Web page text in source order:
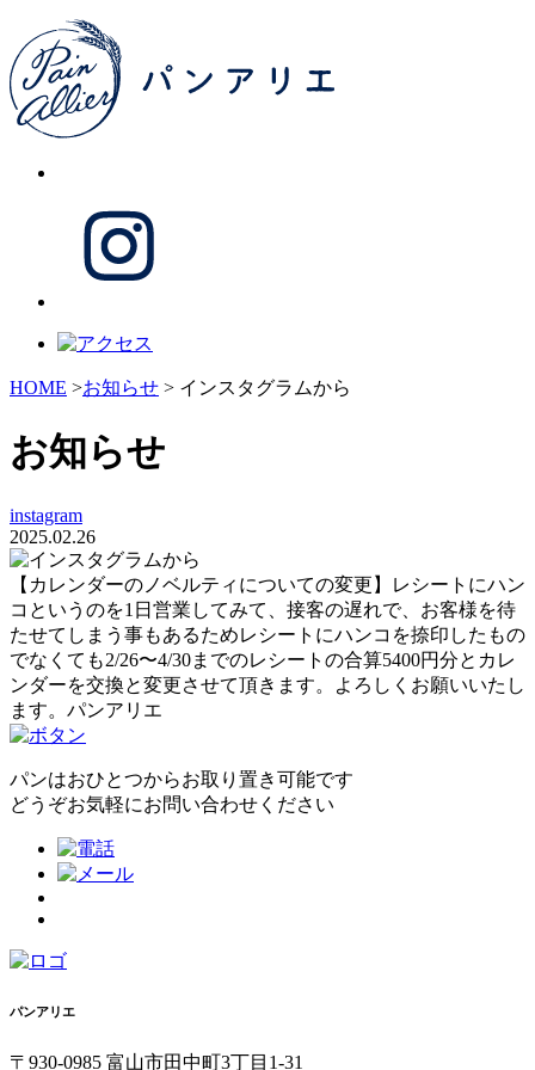
HOME >お知らせ > インスタグラムから
お知らせ
instagram
2025.02.26
【カレンダーのノベルティについての変更】レシートにハン
コというのを1日営業してみて、接客の遅れで、お客様を待
たせてしまう事もあるためレシートにハンコを捺印したもの
でなくても2/26〜4/30までのレシートの合算5400円分とカレ
ンダーを交換と変更させて頂きます。よろしくお願いいたし
ます。パンアリエ
パンはおひとつからお取り置き可能です
どうぞお気軽にお問い合わせください
パンアリエ
〒930-0985 富山市田中町3丁目1-31